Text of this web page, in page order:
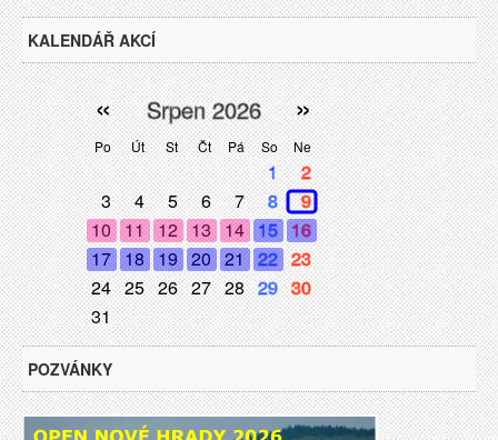
KALENDÁŘ AKCÍ
Po Út St Čt Pá So Ne
« »
Srpen 2026
1
2
3
4 5 6 7 8
9
10
11 12 13 14 15 16
17 18 19 20 21 22 23
24 25 26 27 28 29 30
31
POZVÁNKY